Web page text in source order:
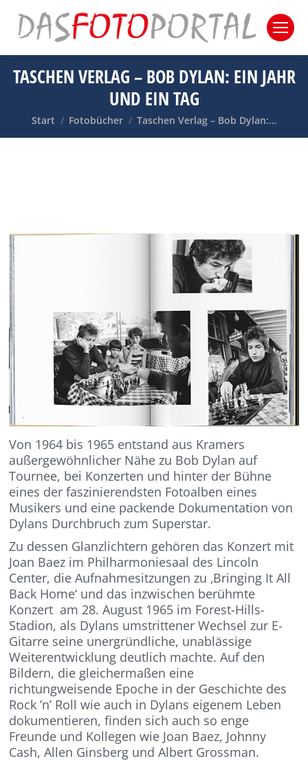
TASCHEN VERLAG – BOB DYLAN: EIN JAHR
UND EIN TAG
Sie befinden sich hier:
Start Fotobücher Taschen Verlag – Bob Dylan:…
Von 1964 bis 1965 entstand aus Kramers
außergewöhnlicher Nähe zu Bob Dylan auf
Tournee, bei Konzerten und hinter der Bühne
eines der faszinierendsten Fotoalben eines
Musikers und eine packende Dokumentation von
Dylans Durchbruch zum Superstar.
Zu dessen Glanzlichtern gehören das Konzert mit
Joan Baez im Philharmoniesaal des Lincoln
Center, die Aufnahmesitzungen zu ‚Bringing It All
Back Home‘ und das inzwischen berühmte
Konzert am 28. August 1965 im Forest-Hills-
Stadion, als Dylans umstrittener Wechsel zur E-
Gitarre seine unergründliche, unablässige
Weiterentwicklung deutlich machte. Auf den
Bildern, die gleichermaßen eine
richtungweisende Epoche in der Geschichte des
Rock ’n’ Roll wie auch in Dylans eigenem Leben
dokumentieren, finden sich auch so enge
Freunde und Kollegen wie Joan Baez, Johnny
Cash, Allen Ginsberg und Albert Grossman.